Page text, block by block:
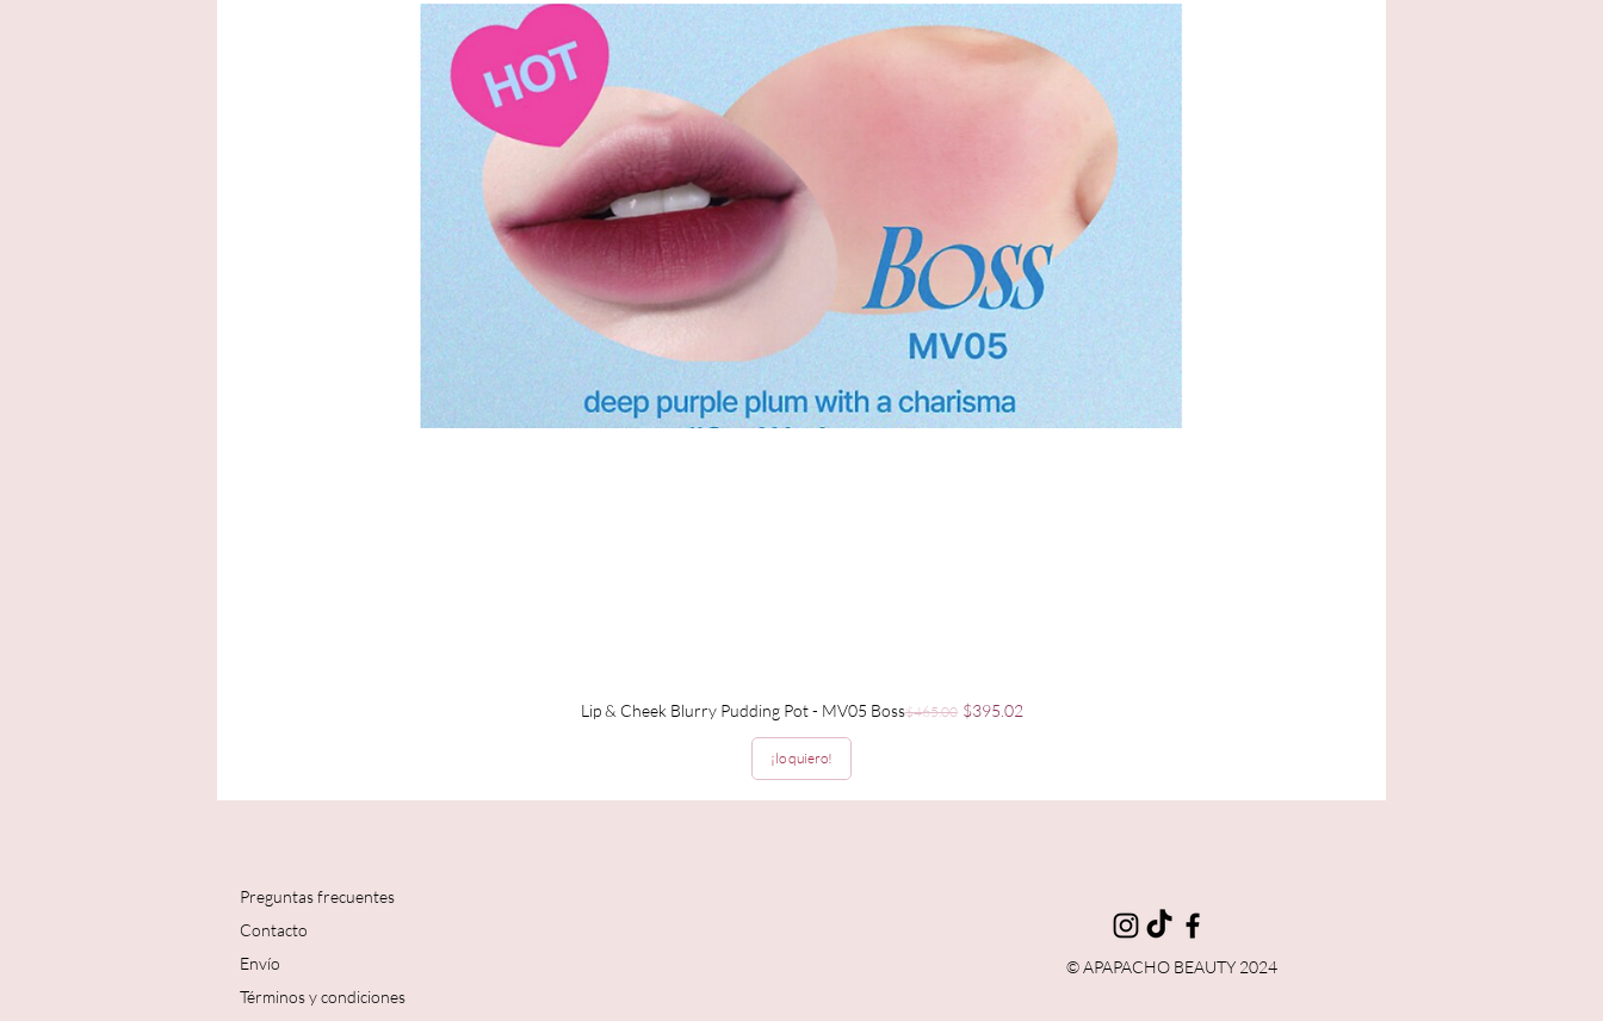
Lip & Cheek Blurry Pudding Pot - MV05 BossPrecio
$465.00 Precio de oferta
$395.02
¡lo quiero!
Preguntas frecuentes
Contacto
Envío
Términos y condiciones
© APAPACHO BEAUTY 2024